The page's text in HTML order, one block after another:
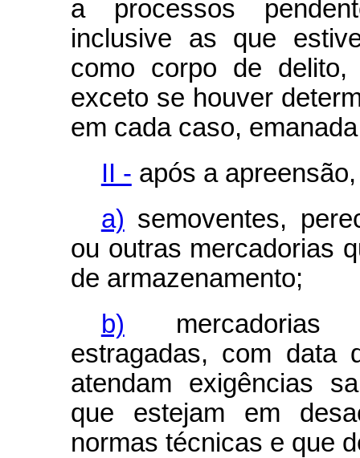
a processos
inclusive as que
como corpo de
exceto se houver
em cada caso,
II - após a
a) semoventes,
ou outras mercadorias
de armazenamento;
b) mercadorias
estragadas, com data
atendam exigências
que estejam em
normas técnicas e que